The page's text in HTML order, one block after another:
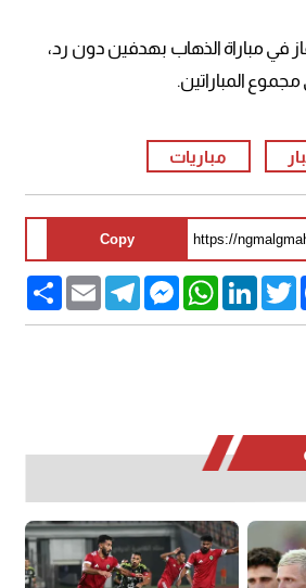
في مباراة الذهاب بهدفين دون رد،
مباريات
Copy
Share Email
TelegramMessengerWhatsAppLinkedInTwitter